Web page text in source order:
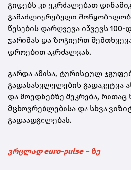
გიდებს კი ეკრძალებათ
გამაძლიერებელი
წესების დარღვევა იწვევს
ჯარიმას და ზოგიერთ
დროებით აკრძალვას.
გარდა ამისა, ტურისტულ
გადასასვლელების გადაკეტვა
და მოედნებზე შეკრება, რითაც
მცხოვრებლებისა და სხვა
გადაადგილებას.
ვრცლად euro-pulse – ზე